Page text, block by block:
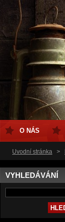
Úvodní stránka >
VYHLEDÁVÁNÍ
O NÁS